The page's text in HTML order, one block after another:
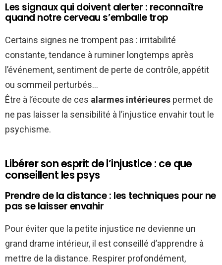
Les signaux qui doivent alerter : reconnaître
quand notre cerveau s’emballe trop
Certains signes ne trompent pas : irritabilité
constante, tendance à ruminer longtemps après
l’événement, sentiment de perte de contrôle, appétit
ou sommeil perturbés…
Être à l’écoute de ces alarmes intérieures permet de
ne pas laisser la sensibilité à l’injustice envahir tout le
psychisme.
Libérer son esprit de l’injustice : ce que
conseillent les psys
Prendre de la distance : les techniques pour ne
pas se laisser envahir
Pour éviter que la petite injustice ne devienne un
grand drame intérieur, il est conseillé d’apprendre à
mettre de la distance. Respirer profondément,